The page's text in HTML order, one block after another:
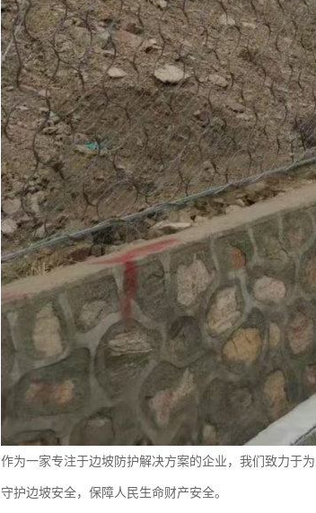
作为一家专注于边坡防护解决方案的企业，我们致力于
守护边坡安全，保障人民生命财产安全。